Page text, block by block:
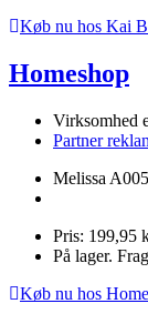
Køb nu hos Kai
Homeshop
Virksomhed
Partner
Melissa
Pris: 199,95
På lager.
Køb nu hos